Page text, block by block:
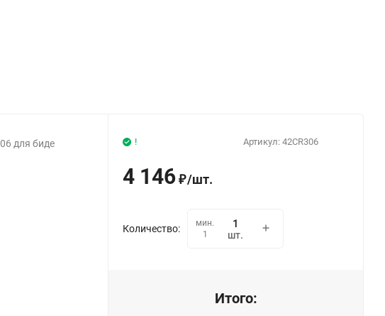
для биде Артикул: 42CR306
!
4 146 ₽/шт.
Количество:
мин.
1
шт.
Итого: